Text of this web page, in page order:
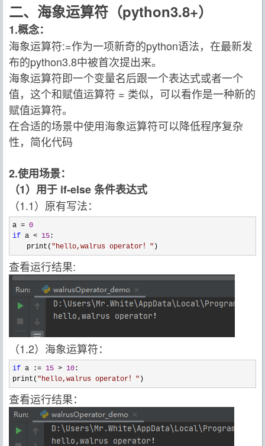
二、海象运算符（python3.8+）
1.概念：
海象运算符:=作为一项新奇的python语法，在最新发
布的python3.8中被首次提出来。
海象运算符即一个变量名后跟一个表达式或者一个
值，这个和赋值运算符 = 类似，可以看作是一种新的
赋值运算符。
在合适的场景中使用海象运算符可以降低程序复杂
性，简化代码
2.使用场景：
（1）用于 if-else 条件表达式
（1.1）原有写法：
a = 0
if a < 15 :
print( " hello,walrus operator！ " )
查看运行结果:
（1.2）海象运算符：
if a := 15 > 10 :
print( " hello,walrus operator！ " )
查看运行结果：